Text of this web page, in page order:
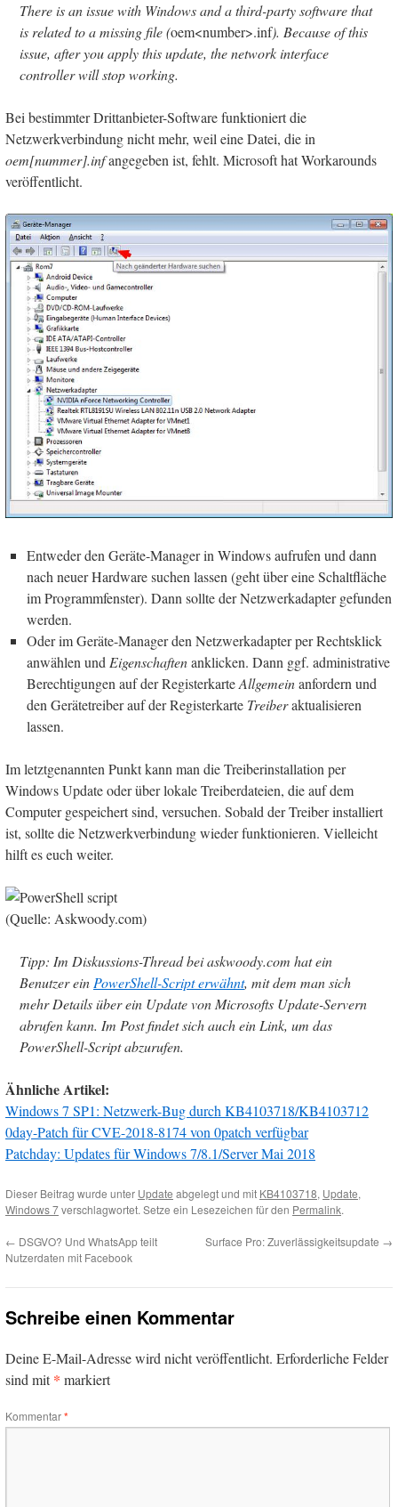
There is an issue with Windows and a third-party software that
is related to a missing file (oem<number>.inf). Because of this
issue, after you apply this update, the network interface
controller will stop working.
Bei bestimmter Drittanbieter-Software funktioniert die
Netzwerkverbindung nicht mehr, weil eine Datei, die in
oem[nummer].infangegeben ist, fehlt. Microsoft hat Workarounds
veröffentlicht.
Entweder den Geräte-Manager in Windows aufrufen und dann
nach neuer Hardware suchen lassen (geht über eine Schaltfläche
im Programmfenster). Dann sollte der Netzwerkadapter gefunden
werden.
Oder im Geräte-Manager den Netzwerkadapter per Rechtsklick
anwählen und Eigenschaftenanklicken. Dann ggf. administrative
Berechtigungen auf der RegisterkarteAllgemeinanfordern und
den Gerätetreiber auf der Registerkarte Treiberaktualisieren
lassen.
Im letztgenannten Punkt kann man die Treiberinstallation per
Windows Update oder über lokale Treiberdateien, die auf dem
Computer gespeichert sind, versuchen. Sobald der Treiber installiert
ist, sollte die Netzwerkverbindung wieder funktionieren. Vielleicht
hilft es euch weiter.
(Quelle: Askwoody.com)
Tipp: Im Diskussions-Thread bei askwoody.com hat ein
Benutzer ein PowerShell-Script erwähnt, mit dem man sich
mehr Details über ein Update von Microsofts Update-Servern
abrufen kann. Im Post findet sich auch ein Link, um das
PowerShell-Script abzurufen.
Ähnliche Artikel:
Windows 7 SP1: Netzwerk-Bug durch KB4103718/KB4103712
0day-Patch für CVE-2018-8174 von 0patch verfügbar
Patchday: Updates für Windows 7/8.1/Server Mai 2018
Dieser Beitrag wurde unter Update abgelegt und mit KB4103718, Update,
Windows 7verschlagwortet. Setze ein Lesezeichen für den Permalink.
← DSGVO? Und WhatsApp teilt
Nutzerdaten mit Facebook
Surface Pro: Zuverlässigkeitsupdate →
Schreibe einen Kommentar
Deine E-Mail-Adresse wird nicht veröffentlicht. Erforderliche Felder
sind mit* markiert
Kommentar*